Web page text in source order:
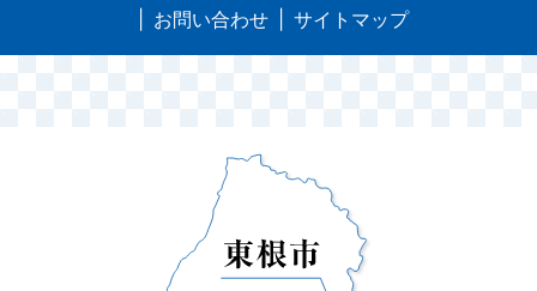
お問い合わせ
サイトマップ